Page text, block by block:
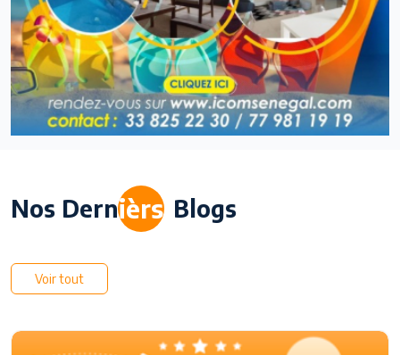
Nos Dernièrs Blogs
Voir tout